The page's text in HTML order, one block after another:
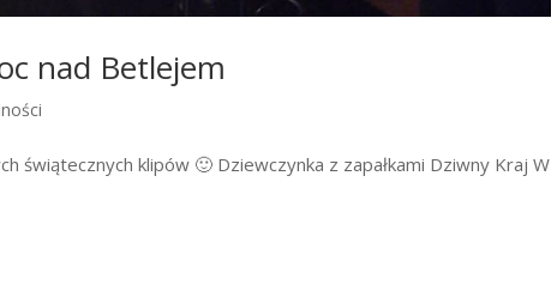
nad Betlejem
świątecznych klipów 🙂 Dziewczynka z zapałkami Dziwny Kraj W